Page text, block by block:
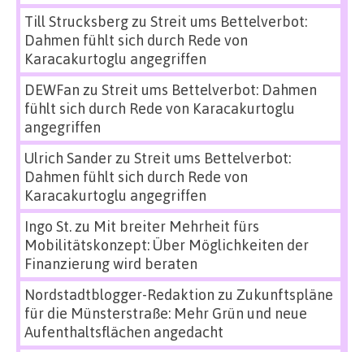
Till Strucksbergzu Streit ums Bettelverbot:
Dahmen fühlt sich durch Rede von
Karacakurtoglu angegriffen
DEWFan zu Streit ums Bettelverbot: Dahmen
fühlt sich durch Rede von Karacakurtoglu
angegriffen
Ulrich Sanderzu Streit ums Bettelverbot:
Dahmen fühlt sich durch Rede von
Karacakurtoglu angegriffen
Ingo St.zu Mit breiter Mehrheit fürs
Mobilitätskonzept: Über Möglichkeiten der
Finanzierung wird beraten
Nordstadtblogger-Redaktion zu Zukunftspläne
für die Münsterstraße: Mehr Grün und neue
Aufenthaltsflächen angedacht